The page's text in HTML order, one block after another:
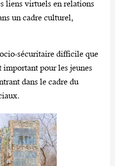
liens virtuels en relations
un cadre culturel,
sécuritaire difficile que
pour les jeunes
dans le cadre du